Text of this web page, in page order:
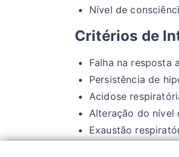
Nível de
Critérios de
Falha na resposta
Persistência de
Acidose
Alteração do nível
Exaustão